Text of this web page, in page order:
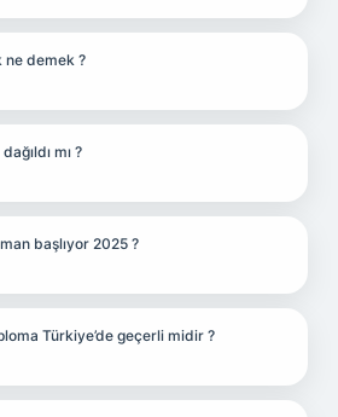
ne demek ?
mı ?
başlıyor 2025 ?
Türkiye’de geçerli midir ?